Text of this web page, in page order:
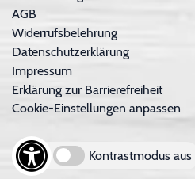
AGB
Widerrufsbelehrung
Datenschutzerklärung
Impressum
Erklärung zur Barrierefreiheit
Cookie-Einstellungen anpassen
Kontrastmodus aus